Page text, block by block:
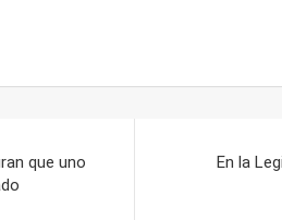
que uno
En la